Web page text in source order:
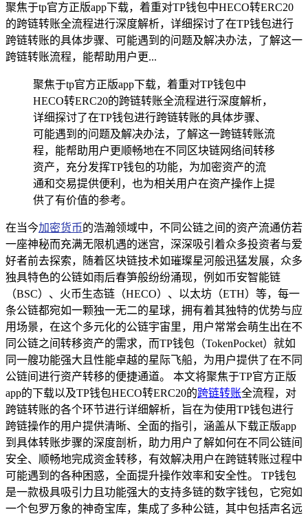
聚焦于tp官方正版app下载，着重对TP钱包中HECO转ERC20
的跨链转账全流程进行深度解析，详细探讨了在TP钱包进行
跨链转账的具体步骤、可能遇到的问题及解决办法，了解这一
跨链转账流程，能帮助用户更...
聚焦于tp官方正版app下载，着重对TP钱包中
HECO转ERC20的跨链转账全流程进行深度解析，
详细探讨了在TP钱包进行跨链转账的具体步骤、
可能遇到的问题及解决办法，了解这一跨链转账流
程，能帮助用户更顺畅地在不同区块链网络间转移
资产，充分发挥TP钱包的功能，为加密资产的流
通和交易提供便利，也为相关用户在资产操作上提
供了有价值的参考。
在当今加密货币的浩瀚领域中，不同公链之间的资产流通仿若
一座神秘而充满无限机遇的迷宫，深深吸引着众多投资者与爱
好者前去探索，随着区块链技术如璀璨星河般迅猛发展，众多
独具特色的公链如雨后春笋般纷纷涌现，例如币安智能链
（BSC）、火币生态链（HECO）、以太坊（ETH）等，每一
条公链都宛如一颗独一无二的星球，拥有着其独特的优势与应
用场景，在这个多元化的公链宇宙里，用户常常会萌生出在不
同公链之间转移资产的需求，而TP钱包（TokenPocket）就如
同一艘功能强大且性能卓越的星际飞船，为用户提供了在不同
公链间进行资产转移的便捷通道。 本文将聚焦于TP官方正版
app的下载以及TP钱包HECO转ERC20的跨链转账全流程，对
跨链转账的各个环节进行详细解析，旨在为使用TP钱包进行
跨链操作的用户提供清晰、全面的指引，涵盖从下载正版app
到具体转账步骤的深度剖析，助力用户了解如何在不同公链间
安全、顺畅地完成资金转移，有效解决用户在跨链转账过程中
可能遇到的各种困惑，全面提升操作效率和安全性。 TP钱包
是一款极具吸引力且功能强大的支持多链的数字钱包，它宛如
一个包罗万象的神奇宝库，集成了多种公链，其中包括声名远